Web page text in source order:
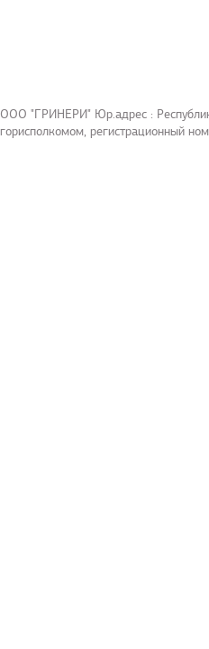
ООО "ГРИНЕРИ" Юр.адрес :
горисполкомом, регистрационный